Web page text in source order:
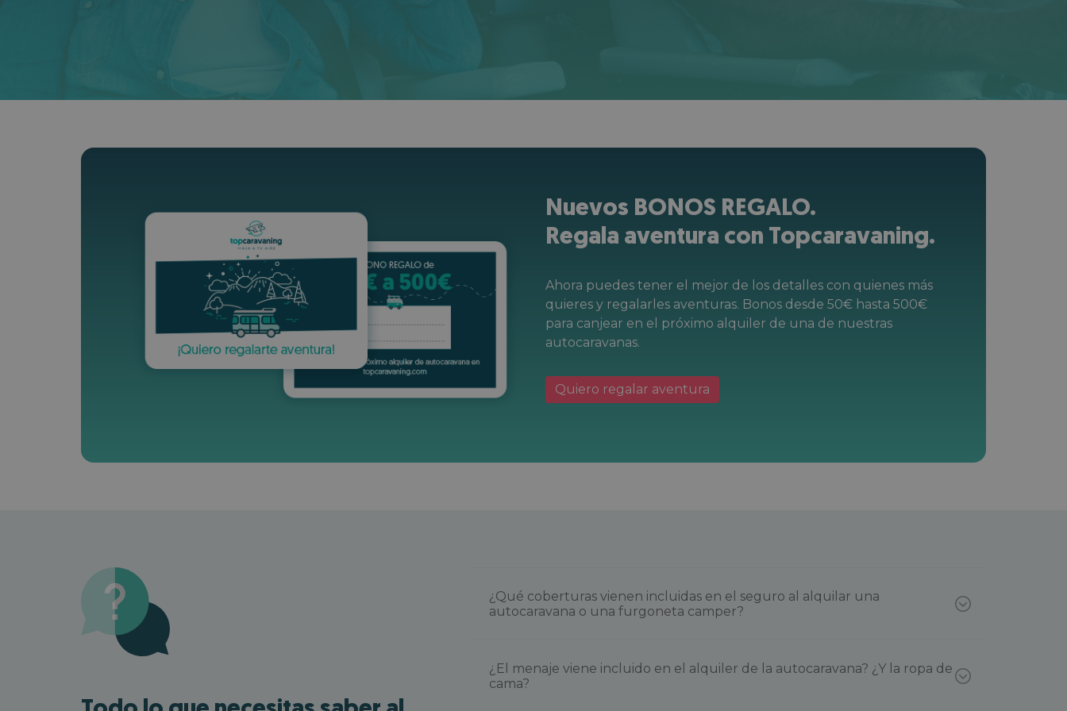
Nuevos BONOS REGALO.
Regala aventura con Topcaravaning.
Ahora puedes tener el mejor de los detalles con quienes más
quieres y regalarles aventuras. Bonos desde 50€ hasta 500€
para canjear en el próximo alquiler de una de nuestras
autocaravanas.
Quiero regalar aventura
¿Qué coberturas vienen incluidas en el seguro al alquilar una
autocaravana o una furgoneta camper?
¿El menaje viene incluido en el alquiler de la autocaravana? ¿Y la ropa de
cama?